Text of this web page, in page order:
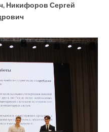
Никифоров Сергей